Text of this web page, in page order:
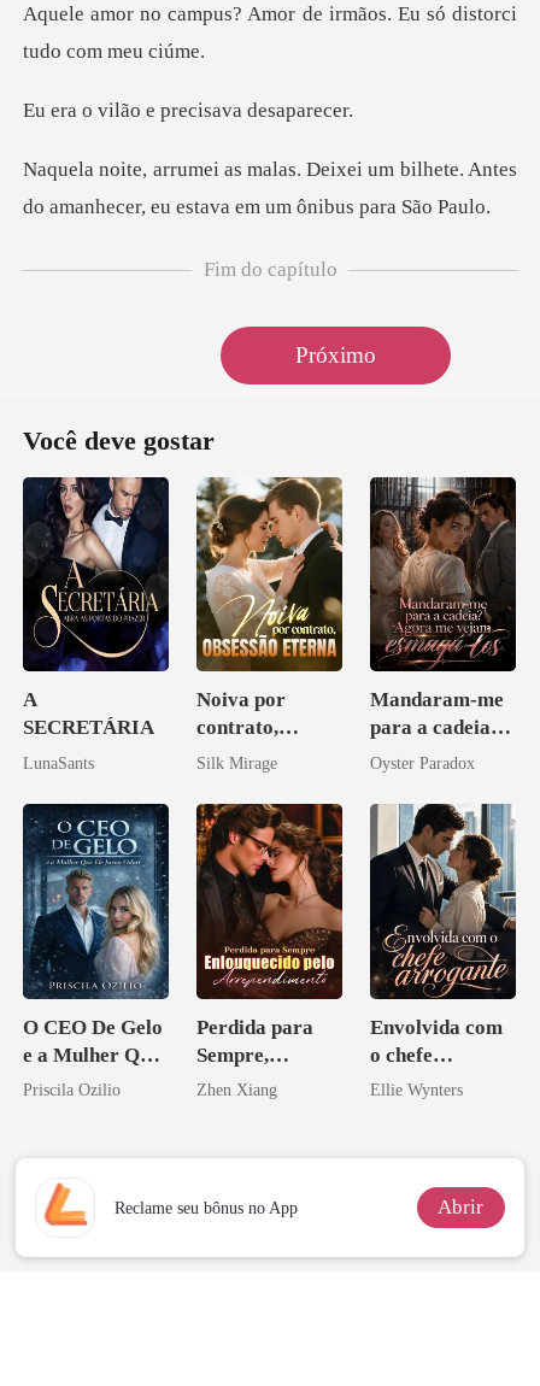
mor de irmãos. Eu só dis
o e precisava
xei um bilhete. Antes
do amanhecer,
Fim do capítulo
Próximo
Você deve gostar
A
SECRETÁRIA
LunaSants
Noiva por
contrato,
obsessão eterna
Silk Mirage
Mandaram-me
para a cadeia?
Agora me
los
Oyster Paradox
O CEO De Gelo
e a Mulher Que
Ele Jurou Odiar
Priscila Ozilio
Perdida para
Sempre,
Enlouquecido
o
Zhen Xiang
Envolvida com
o chefe
arrogante
Ellie Wynters
Reclame seu bônus no App Abrir